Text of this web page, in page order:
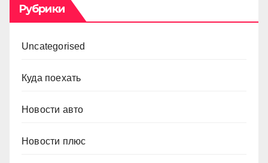
Рубрики
Uncategorised
Куда поехать
Новости авто
Новости плюс